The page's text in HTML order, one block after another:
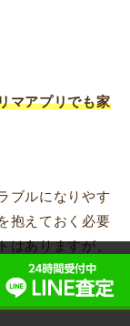
マアプリでも家
ブルになりやす
抱えておく必要
はありますが、
トです。